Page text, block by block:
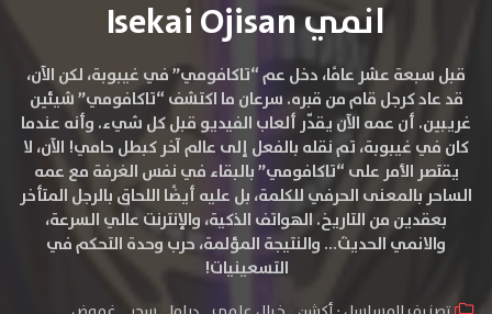
انمي Isekai Ojisan
قبل سبعة عشر عامًا، دخل عم “تاكافومي” في غيبوبة، لكن الآن،
قد عاد كرجل قام من قبره. سرعان ما اكتشف “تاكافومي” شيئين
غريبين. أن عمه الآن يقدّر ألعاب الفيديو قبل كل شيء. وأنه عندما
كان في غيبوبة، تم نقله بالفعل إلى عالم آخر كبطل حامي! الآن، لا
يقتصر الأمر على “تاكافومي” بالبقاء في نفس الغرفة مع عمه
الساحر بالمعنى الحرفي للكلمة، بل عليه أيضًا اللحاق بالرجل المتأخر
بعقدين من التاريخ. الهواتف الذكية، والإنترنت عالي السرعة،
والانمي الحديث… والنتيجة المؤلمة، حرب وحدة التحكم في
التسعينيات!